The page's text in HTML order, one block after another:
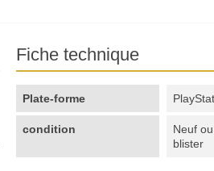
Fiche technique
Plate-forme
condition
Neuf
blister